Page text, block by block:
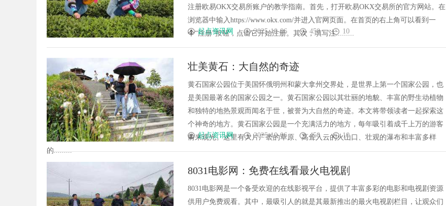
注册欧易OKX交易所账户的教学指南。首先，打开欧易OKX交易所的官方网站。在
浏览器中输入https://www.okx.com/并进入官网页面。在首页的右上角可以看到一
个“注册”按钮，点击它开始注册。其次，填写注.........
起点资讯网 2025-10-06 450 10
壮美黄石：大自然的奇迹
黄石国家公园位于美国怀俄明州和蒙大拿州交界处，是世界上第一个国家公园，也
是美国最著名的国家公园之一。黄石国家公园以其壮丽的地貌、丰富的野生动植物
和独特的地热景观而闻名于世，被誉为大自然的奇迹。本文将带领读者一起探索这
个神奇的地方。黄石国家公园是一个充满活力的地方，每年吸引着成千上万的游客
前来观光。这里有大片广袤的草原、高耸入云的火山口、壮观的瀑布和丰富多样
的.........
起点资讯网 2025-10-06 450 10
8031电影网：免费在线看最火电视剧
8031电影网是一个备受欢迎的在线影视平台，提供了丰富多彩的电影和电视剧资源
供用户免费观看。其中，最吸引人的就是其最新推出的最火电视剧栏目，让观众们